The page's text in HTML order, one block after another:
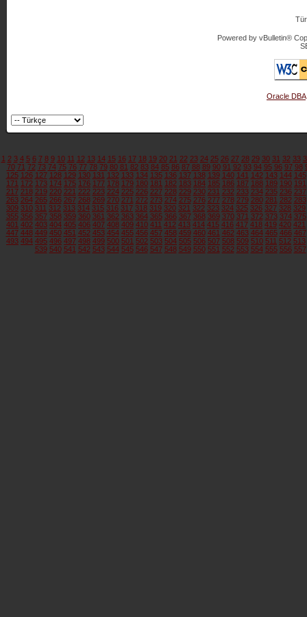
Powered by vBulletin®
Oracle DBA
1 2 3 4 5 6 7 8 9 10 11 12 13 14 15 16 17 18 19 20 21 22 23 24 25 26 27 28 29 30 31 32 33
70 71 72 73 74 75 76 77 78 79 80 81 82 83 84 85 86 87 88 89 90 91 92 93 94 95 96 97 98
125 126 127 128 129 130 131 132 133 134 135 136 137 138 139 140 141 142 143 144 145
171 172 173 174 175 176 177 178 179 180 181 182 183 184 185 186 187 188 189 190 191
217 218 219 220 221 222 223 224 225 226 227 228 229 230 231 232 233 234 235 236 237
263 264 265 266 267 268 269 270 271 272 273 274 275 276 277 278 279 280 281 282 283
309 310 311 312 313 314 315 316 317 318 319 320 321 322 323 324 325 326 327 328 329
355 356 357 358 359 360 361 362 363 364 365 366 367 368 369 370 371 372 373 374 375
401 402 403 404 405 406 407 408 409 410 411 412 413 414 415 416 417 418 419 420 421
447 448 449 450 451 452 453 454 455 456 457 458 459 460 461 462 463 464 465 466 467
493 494 495 496 497 498 499 500 501 502 503 504 505 506 507 508 509 510 511 512 513
539 540 541 542 543 544 545 546 547 548 549 550 551 552 553 554 555 556 557